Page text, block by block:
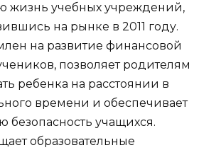
жизнь учебных учреждений,
на рынке в 2011 году.
на развитие финансовой
позволяет родителям
ребенка на расстоянии в
времени и обеспечивает
безопасность учащихся.
образовательные